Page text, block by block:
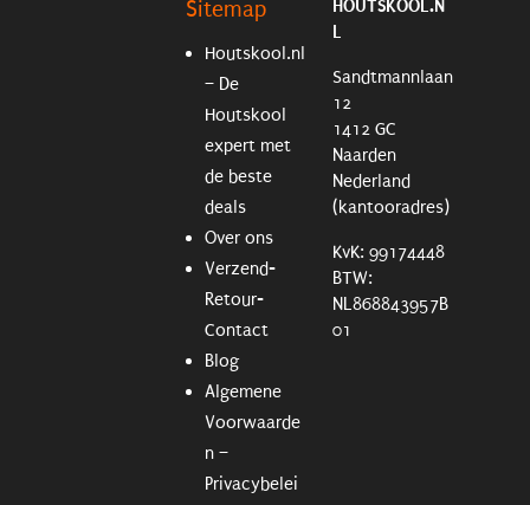
Sitemap
Houtskool.nl
– De
Houtskool
expert met
de beste
deals
Over ons
Verzend-
Retour-
Contact
Blog
Algemene
Voorwaarde
n –
Privacybelei
HOUTSKOOL.N
L
Sandtmannlaan
12
1412 GC
Naarden
Nederland
(kantooradres)
KvK: 99174448
BTW:
NL868843957B
01